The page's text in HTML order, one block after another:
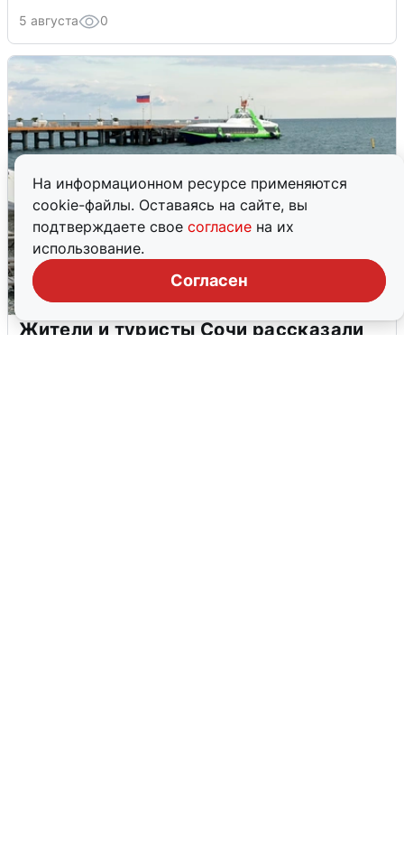
На информационном ресурсе применяются
cookie-файлы. Оставаясь на сайте, вы
подтверждаете свое согласие на их
использование.
Согласен
5 августа 0
Жители и туристы Сочи рассказали